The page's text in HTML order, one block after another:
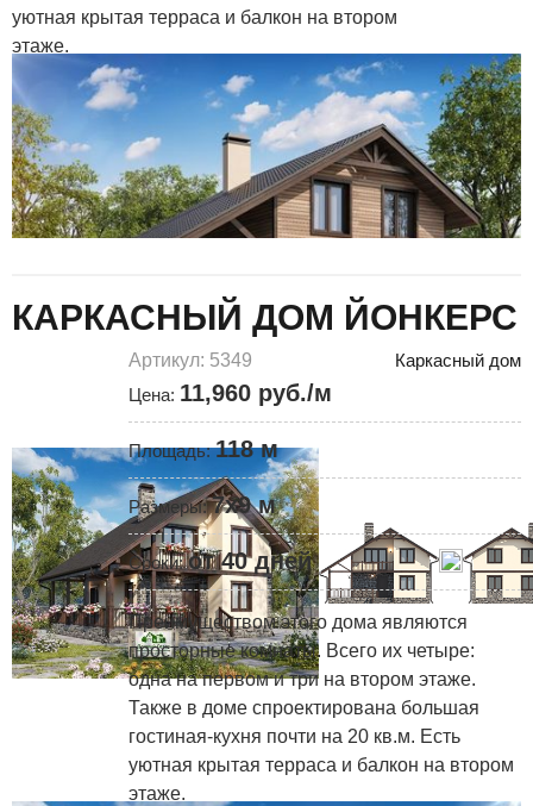
уютная крытая терраса и балкон на втором
этаже.
КАРКАСНЫЙ ДОМ ЙОНКЕРС
Артикул: 5349
Каркасный дом
Цена: 11,960 руб./м
Площадь:118 м
Размеры:7x9 м
Сроки:от 40 дней
Преимуществом этого дома являются
просторные комнаты. Всего их четыре:
одна на первом и три на втором этаже.
Также в доме спроектирована большая
гостиная-кухня почти на 20 кв.м. Есть
уютная крытая терраса и балкон на втором
этаже.